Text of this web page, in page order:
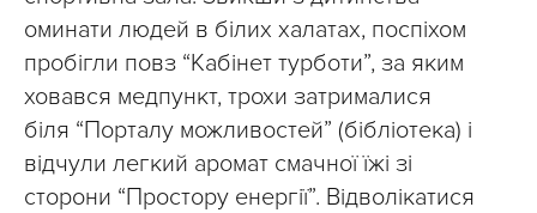
оминати людей в білих халатах, поспіхом
пробігли повз “Кабінет турботи”, за яким
ховався медпункт, трохи затрималися
біля “Порталу можливостей” (бібліотека) і
відчули легкий аромат смачної їжі зі
сторони “Простору енергії”. Відволікатися